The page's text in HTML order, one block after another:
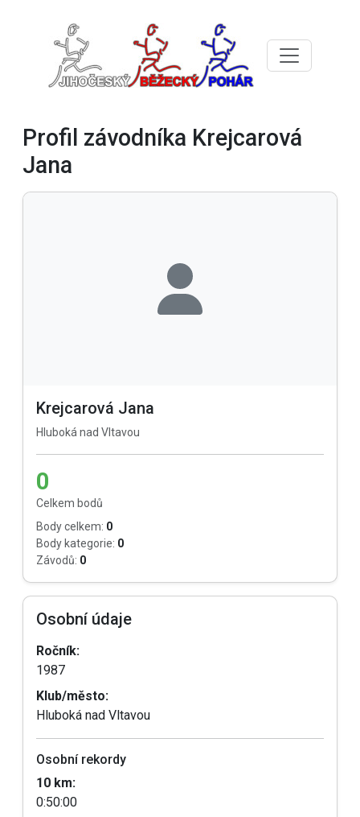
Profil závodníka Krejcarová
Jana
Krejcarová Jana
Hluboká nad Vltavou
0
Celkem bodů
Body celkem: 0
Body kategorie: 0
Závodů: 0
Osobní údaje
Ročník:
1987
Klub/město:
Hluboká nad Vltavou
Osobní rekordy
10 km:
0:50:00